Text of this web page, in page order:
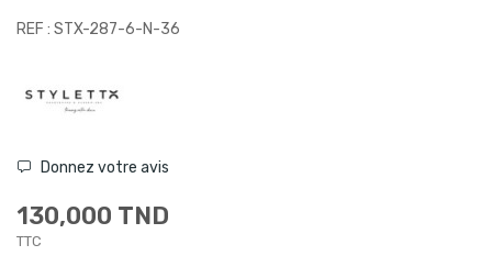
REF : STX-287-6-N-36
Donnez votre avis
130,000 TND
TTC